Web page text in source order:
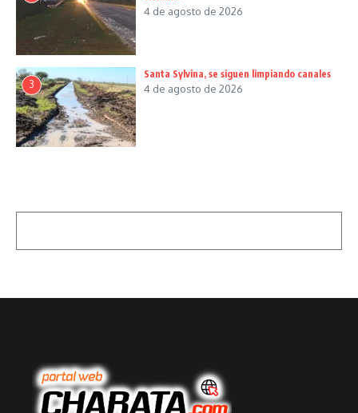
4 de agosto de 2026
3
Santa Sylvina, se siguen limpiando canales
4 de agosto de 2026